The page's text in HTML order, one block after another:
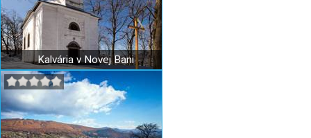
Kalvária v Novej Bani